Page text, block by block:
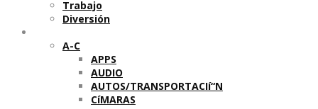
Trabajo
Diversión
A-C
APPS
AUDIO
AUTOS/TRANSPORTACIí“N
CíMARAS